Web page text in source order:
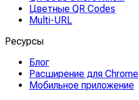
Цветные QR Codes
Multi-URL
Ресурсы
Блог
Расширение для Chrome
Мобильное приложение